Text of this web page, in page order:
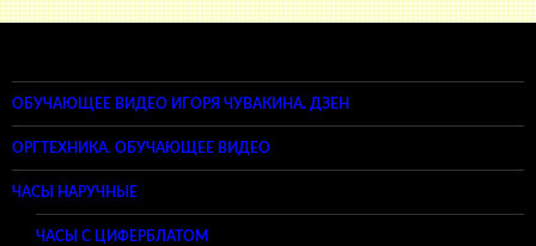
ОБУЧАЮЩЕЕ ВИДЕО ИГОРЯ ЧУВАКИНА. ДЗЕН
ОРГТЕХНИКА. ОБУЧАЮЩЕЕ ВИДЕО
ЧАСЫ НАРУЧНЫЕ
ЧАСЫ С ЦИФЕРБЛАТОМ